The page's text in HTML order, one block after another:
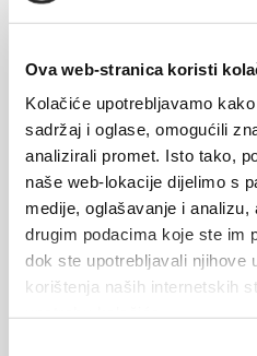
Ova web-stranica koristi
Kolačiće upotrebljavamo
sadržaj i oglase, omogućili
analizirali promet. Isto tako,
naše web-lokacije dijelimo s
medije, oglašavanje i
drugim podacima koje ste im
dok ste upotrebljavali njihove
korištenja naših internetskih
Ваши данные будут
сохранены на почтовом
ОТПРАВИТЬ